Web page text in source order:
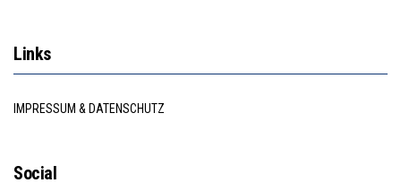
Links
IMPRESSUM & DATENSCHUTZ
Social